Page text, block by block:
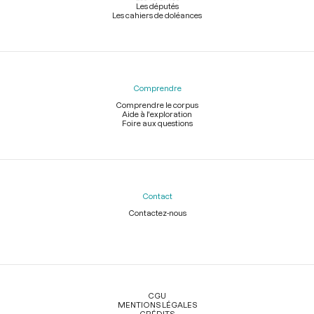
Les députés
Les cahiers de doléances
Comprendre
Comprendre le corpus
Aide à l'exploration
Foire aux questions
Contact
Contactez-nous
Légal
CGU
MENTIONS LÉGALES